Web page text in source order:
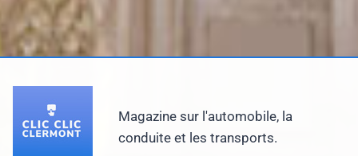
Magazine sur l'automobile, la
conduite et les transports.